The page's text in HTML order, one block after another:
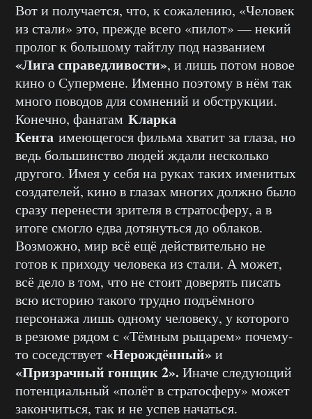
Вот и получается, что, к сожалению, «Человек
из стали» это, прежде всего «пилот» — некий
пролог к большому тайтлу под названием
«Лига справедливости», и лишь потом новое
кино о Супермене. Именно поэтому в нём так
много поводов для сомнений и обструкции.
Конечно, фанатам Кларка
Кента имеющегося фильма хватит за глаза, но
ведь большинство людей ждали несколько
другого. Имея у себя на руках таких именитых
создателей, кино в глазах многих должно было
сразу перенести зрителя в стратосферу, а в
итоге смогло едва дотянуться до облаков.
Возможно, мир всё ещё действительно не
готов к приходу человека из стали. А может,
всё дело в том, что не стоит доверять писать
всю историю такого трудно подъёмного
персонажа лишь одному человеку, у которого
в резюме рядом с «Тёмным рыцарем» почему-
то соседствует«Нерождённый»и
«Призрачный гонщик 2». Иначе следующий
потенциальный «полёт в стратосферу» может
закончиться, так и не успев начаться.